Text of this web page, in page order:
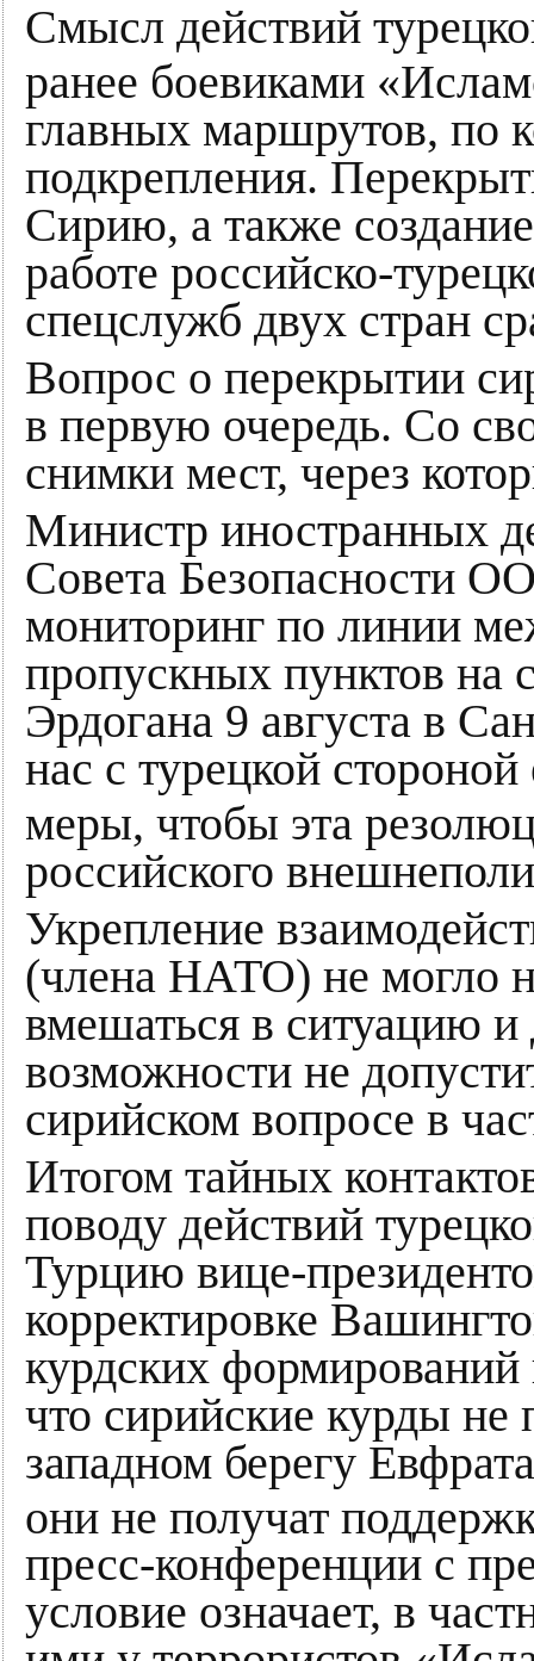
Смысл действий
ранее боевиками
главных маршрутов, по
подкрепления.
Сирию, а также
работе российско-
спецслужб двух стран
Вопрос о перекрытии
в первую очередь. Со
снимки мест, через
Министр иностранных
Совета Безопасности
мониторинг по линии
пропускных пунктов на
Эрдогана 9 августа в
нас с турецкой
меры, чтобы эта
российского
Укрепление
(члена НАТО) не могло
вмешаться в ситуацию
возможности не
сирийском вопросе в
Итогом тайных
поводу действий
Турцию вице-
корректировке
курдских
что сирийские курды не
западном берегу
они не получат
пресс-конференции с
условие означает, в